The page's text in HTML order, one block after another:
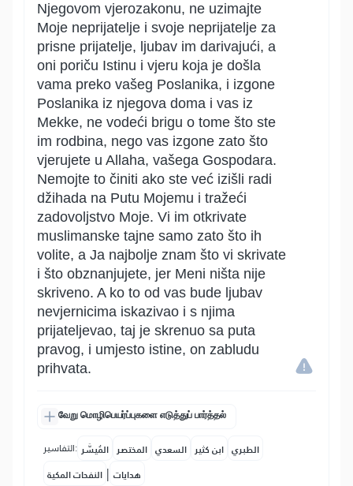
Njegovom vjerozakonu, ne uzimajte
Moje neprijatelje i svoje neprijatelje za
prisne prijatelje, ljubav im darivajući, a
oni poriču Istinu i vjeru koja je došla
vama preko vašeg Poslanika, i izgone
Poslanika iz njegova doma i vas iz
Mekke, ne vodeći brigu o tome što ste
im rodbina, nego vas izgone zato što
vjerujete u Allaha, vašega Gospodara.
Nemojte to činiti ako ste već izišli radi
džihada na Putu Mojemu i tražeći
zadovoljstvo Moje. Vi im otkrivate
muslimanske tajne samo zato što ih
volite, a Ja najbolje znam što vi skrivate
i što obznanjujete, jer Meni ništa nije
skriveno. A ko to od vas bude ljubav
nevjernicima iskazivao i s njima
prijateljevao, taj je skrenuo sa puta
pravog, i umjesto istine, on zabludu
prihvata.
வேறு மொழிபெயர்ப்புகளை எடுத்துப் பார்த்தல்
التفاسير: المُيسَّر المختصر السعدي ابن كثير الطبري
النفحات المكية | هدايات